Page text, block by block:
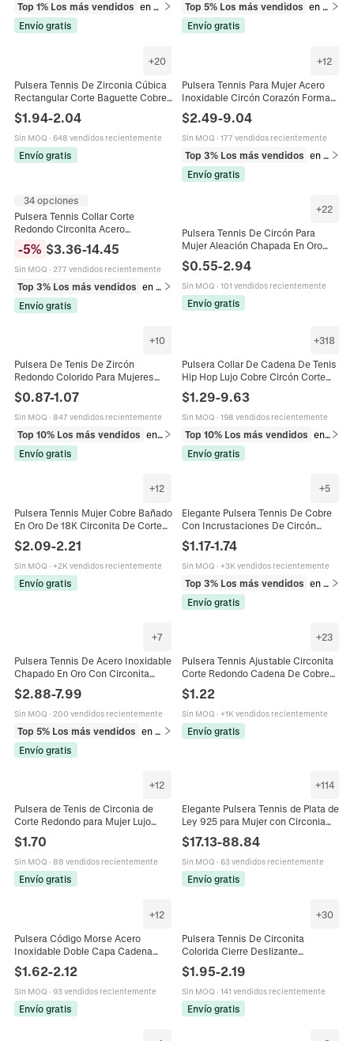
Top 1% Los más vendidos
en Pulseras
Envío gratis
Top 5% Los más vendidos
en Pulseras
Envío gratis
+20
Pulsera Tennis De Zirconia Cúbica
Rectangular Corte Baguette Cobre
Chapado En Oro Joyería Moda
Mujeres Elegante Brillante
$1.94-2.04
Sin MOQ · 648 vendidos recientemente
Envío gratis
+12
Pulsera Tennis Para Mujer Acero
Inoxidable Circón Corazón Forma
Redonda Joyería De Lujo Colorida
$2.49-9.04
Sin MOQ · 177 vendidos recientemente
Top 3% Los más vendidos
en Pulseras
Envío gratis
34 opciones
Pulsera Tennis Collar Corte
Redondo Circonita Acero
Inoxidable Personalizado
Incrustado Joyería Hip Hop
Tendencia Para Hombres Mujeres
-5% $3.36-14.45
Sin MOQ · 277 vendidos recientemente
Top 3% Los más vendidos
en Pulseras
Envío gratis
+22
Pulsera Tennis De Circón Para
Mujer Aleación Chapada En Oro
Dije De Corazón Mariposa
Ajustable Elegante Joyería De Lujo
$0.55-2.94
Sin MOQ · 101 vendidos recientemente
Envío gratis
+10
Pulsera De Tenis De Zircón
Redondo Colorido Para Mujeres
Cobre Hip Hop Joyas Bling
Elegante Brillante Accesorio
$0.87-1.07
Sin MOQ · 847 vendidos recientemente
Top 10% Los más vendidos
en Pulseras
Envío gratis
+318
Pulsera Collar De Cadena De Tenis
Hip Hop Lujo Cobre Circón Corte
Redondo Joyería Brillante Hombres
Mujeres
$1.29-9.63
Sin MOQ · 198 vendidos recientemente
Top 10% Los más vendidos
en Pulseras
Envío gratis
+12
Pulsera Tennis Mujer Cobre Bañado
En Oro De 18K Circonita De Corte
Lujo Hebilla Deslizante Ajustable
$2.09-2.21
Sin MOQ · +2K vendidos recientemente
Envío gratis
+5
Elegante Pulsera Tennis De Cobre
Con Incrustaciones De Circón
Moda Para Mujer
$1.17-1.74
Sin MOQ · +3K vendidos recientemente
Top 3% Los más vendidos
Envío gratis
+7
Pulsera Tennis De Acero Inoxidable
Chapado En Oro Con Circonita
Incrustada Estilo Ins Francés
Joyería Mujer
$2.88-7.99
Sin MOQ · 200 vendidos recientemente
Top 5% Los más vendidos
en Pulseras
Envío gratis
+23
Pulsera Tennis Ajustable Circonita
Corte Redondo Cadena De Cobre
Elegante Joyería De Piedra De
Nacimiento Con Cierre Deslizante
$1.22
Sin MOQ · +1K vendidos recientemente
Envío gratis
+12
Pulsera de Tenis de Circonia de
Corte Redondo para Mujer Lujo
Multicolor Aleación Galvanizada
Minimalista Ajustable Joyas
Brillantes
$1.70
Sin MOQ · 88 vendidos recientemente
Envío gratis
+114
Elegante Pulsera Tennis de Plata de
Ley 925 para Mujer con Circonia
Redonda Incrustada Pulsera de
Cadena Geométrica Joyería para
Bodas Regalo
$17.13-88.84
Sin MOQ · 63 vendidos recientemente
Envío gratis
+12
Pulsera Código Morse Acero
Inoxidable Doble Capa Cadena
Tenis Diamantes De Imitación
Joyería Hecha A Mano Regalo
Mujer
$1.62-2.12
Sin MOQ · 93 vendidos recientemente
Envío gratis
+30
Pulsera Tennis De Circonita
Colorida Cierre Deslizante
Ajustable Engaste De Garras Fila
Única Joyería Cobre Mujer
$1.95-2.19
Sin MOQ · 141 vendidos recientemente
Envío gratis